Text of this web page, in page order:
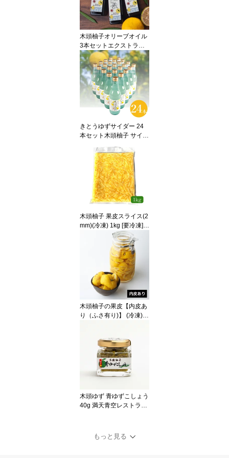
木頭柚子オリーブオイル
3本セットエクストラバ
ージンオリーブオイル 黄
金の村 徳島 木頭ゆず ユ
ズ yuzu extravirgin olive
oil 農薬・化学肥料不使用
特別栽培 自社抽出 ゆず
オイル
きとうゆずサイダー 24
本セット木頭柚子 サイダ
ず ユズ yuzu はちみつ ho
ney 炭酸飲料 cider soda
pop 特産品 お土産 手土
産 贈り物 お中元 お歳暮
ご挨拶 木頭杉一本乗り
公認飲料 香料不使用 柚
瓶
木頭柚子 果皮スライス(2
mm)(冷凍) 1kg [要冷凍]
黄金の村 徳島 木頭ゆず
ユズ yuzu 柚子皮 きざみ
冷凍商品 特別栽培 農薬
化学肥料不使用 マーマレ
ード ジャム ケーキ 佃煮
ゆず茶 ゆず酒 ゆず料理
ゆず風味 きとう 39ショ
木頭柚子の果皮【内皮あ
り（ふさ有り)】 (冷凍) 1
el 柚子皮 冷凍商品 freez
ed 特別栽培 農薬化学肥
料不使用 マーマレード
ジャム ケーキ 佃煮 ゆず
茶 ゆず酒 ゆず料理 ゆず
至 きとう 39ショップ
木頭ゆず 青ゆずこしょう
40g 満天青空レストラン
子胡椒 YuzuPepper 青唐
辛子 青とうがらし pepp
もっと見る